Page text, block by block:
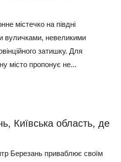
містечко на півдні
вуличками, невеликими
затишку. Для
місто пропонує не...
Київська область, де
Березань приваблює своїм